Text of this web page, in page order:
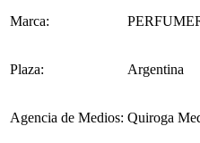
Marca:
Plaza: Argentina
Agencia de Medios: Quiroga